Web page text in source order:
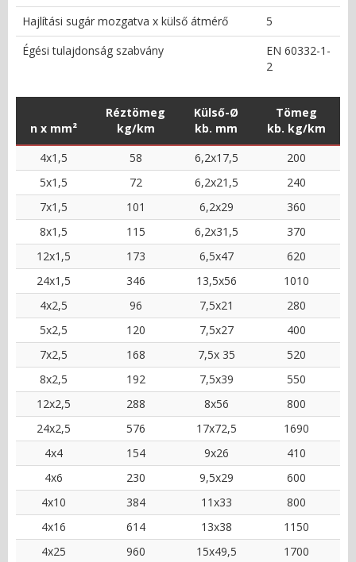
Hajlítási sugár mozgatva x külső átmérő
5
Égési tulajdonság szabvány
EN 60332-1-
2
n x mm²
Réztömeg
kg/km
Külső-Ø
kb. mm
Tömeg
kb. kg/km
4x1,5
58 6,2x17,5
200
5x1,5
72 6,2x21,5
240
7x1,5
101 6,2x29
360
8x1,5
115 6,2x31,5
370
12x1,5
173 6,5x47
620
24x1,5
346 13,5x56
1010
4x2,5
96 7,5x21
280
5x2,5
120 7,5x27
400
7x2,5
168 7,5x 35
520
8x2,5
192 7,5x39
550
12x2,5
288 8x56
800
24x2,5
576 17x72,5
1690
4x4
154 9x26
410
4x6
230 9,5x29
600
4x10
384 11x33
800
4x16
614 13x38
1150
4x25
960 15x49,5 1700